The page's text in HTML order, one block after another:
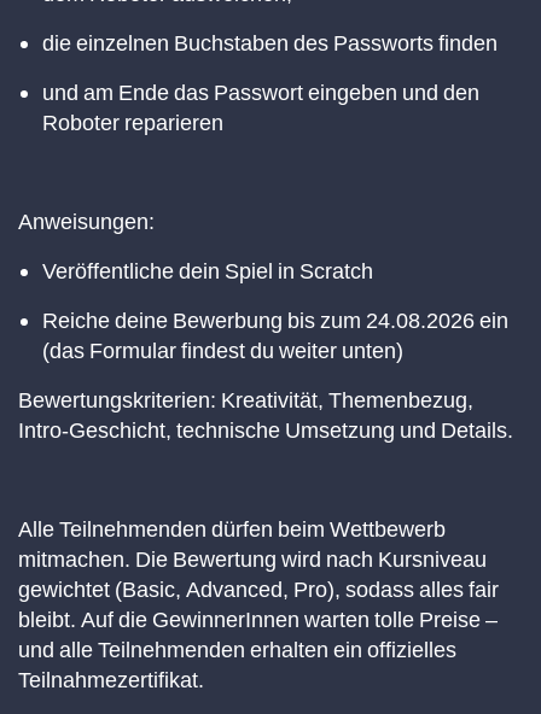
dieeinzelnen Buchstaben des Passworts finden
und am Endedas Passwort eingeben und den
Roboter reparieren
Anweisungen:
Veröffentliche dein Spiel in Scratch
Reiche deine Bewerbung bis zum 24.08.2026 ein
(das Formular findest du weiter unten)
Bewertungskriterien: Kreativität, Themenbezug,
Intro-Geschicht, technische Umsetzung und Details.
Alle Teilnehmenden dürfen beim Wettbewerb
mitmachen. Die Bewertung wird nach Kursniveau
gewichtet (Basic, Advanced, Pro), sodass alles fair
bleibt. Auf die GewinnerInnen warten tolle Preise –
und alle Teilnehmenden erhalten ein offizielles
Teilnahmezertifikat.